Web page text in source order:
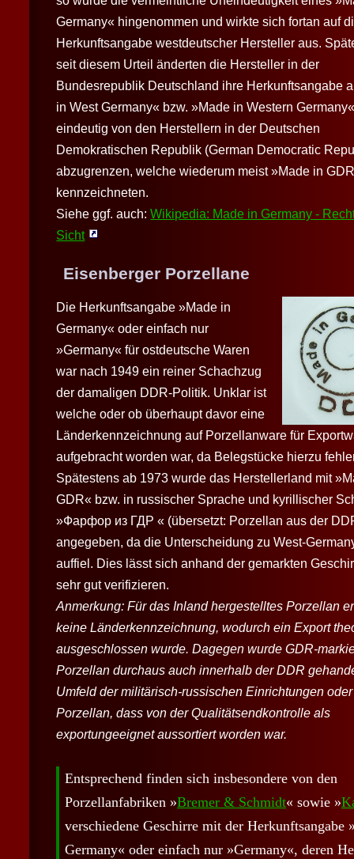
Germany« hingenommen und wirkte sich fortan auf
Herkunftsangabe westdeutscher Hersteller aus.
seit diesem Urteil änderten die Hersteller in der
Bundesrepublik Deutschland ihre Herkunftsangabe
in West Germany« bzw. »Made in Western
eindeutig von den Herstellern in der Deutschen
Demokratischen Republik (German Democratic
abzugrenzen, welche wiederum meist »Made in
kennzeichneten.
Siehe ggf. auch:Wikipedia: Made in Germany -
Sicht
Eisenberger Porzellane
Die Herkunftsangabe »Made in
Germany« oder einfach nur
»Germany« für ostdeutsche Waren
war nach 1949 ein reiner Schachzug
der damaligen DDR-Politik. Unklar ist
welche oder ob überhaupt davor eine
Länderkennzeichnung auf Porzellanware für
aufgebracht worden war, da Belegstücke hierzu
Spätestens ab 1973 wurde das Herstellerland mit
GDR« bzw. in russischer Sprache und kyrillischer
»Фарфор из ГДР « (übersetzt: Porzellan aus der
angegeben, da die Unterscheidung zu West-
auffiel. Dies lässt sich anhand der gemarkten
sehr gut verifizieren.
Anmerkung: Für das Inland hergestelltes Porzellan
keine Länderkennzeichnung, wodurch ein Export
ausge­schlossen wurde. Dagegen wurde GDR-
Porzellan durchaus auch innerhalb der DDR
Umfeld der militärisch-russischen Einrichtungen
Porzellan, dass von der Qualitätsendkontrolle als
exportungeeignet aussortiert worden war.
Entsprechend finden sich insbesondere von den
Porzellanfabriken »Bremer & Schmidt« sowie »
verschiedene Geschirre mit der Herkunftsangabe
Germany« oder einfach nur »Germany«, deren